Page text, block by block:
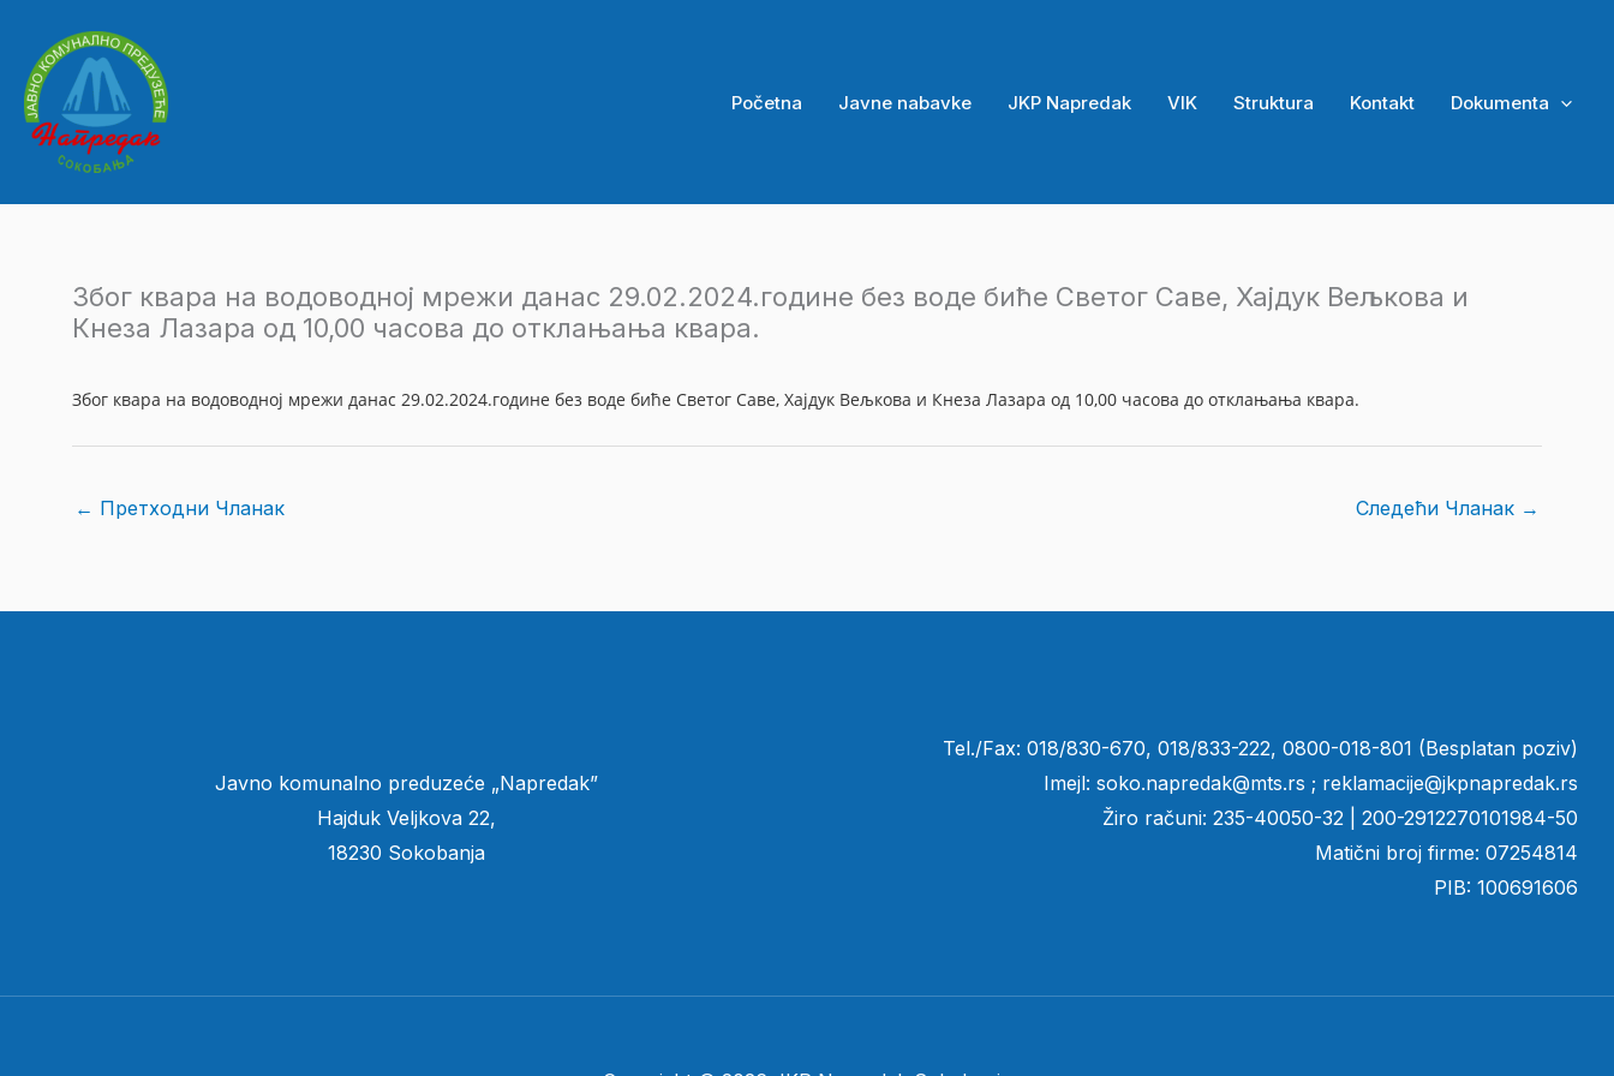
садржај
Početna Javne nabavke JKP Napredak VIK Struktura Kontakt Dokumenta
Због квара на водоводној мрежи данас 29.02.2024.године без воде биће Светог Саве, Хајдук Вељкова и
Кнеза Лазара од 10,00 часова до отклањања квaра.
Због квара на водоводној мрежи данас 29.02.2024.године без воде биће Светог Саве, Хајдук Вељкова и Кнеза Лазара од 10,00 часова до отклањања квaра.
← Претходни Чланак Следећи Чланак →
Javno komunalno preduzeće „Napredak”
Hajduk Veljkova 22,
18230 Sokobanja
Tel./Fax: 018/830-670, 018/833-222, 0800-018-801 (Besplatan poziv)
Imejl: soko.napredak@mts.rs ; reklamacije@jkpnapredak.rs
Žiro računi: 235-40050-32 | 200-2912270101984-50
Matični broj firme: 07254814
PIB: 100691606